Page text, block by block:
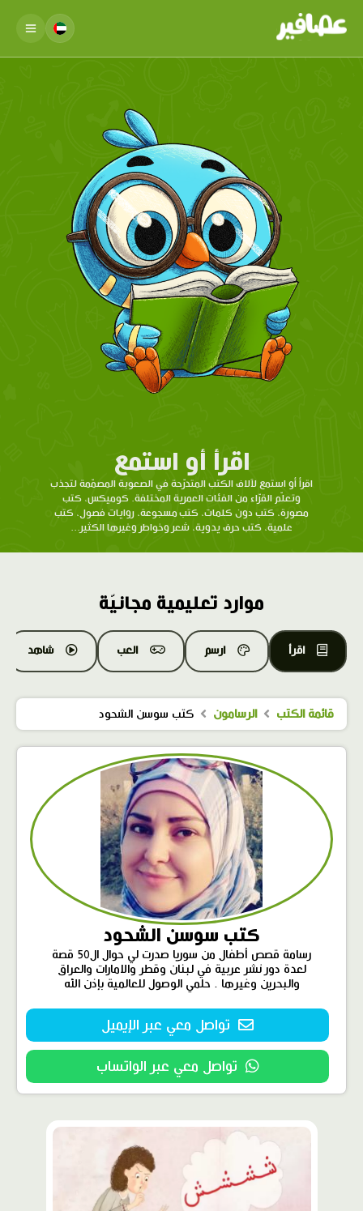
اقرأ أو استمع
اقرأ أو استمع لآلاف الكتب المتدرّحة في الصعوبة المصمّمة لتجذب
وتعلّم القرّاء من الفئات العمرية المختلفة. كوميكس، كتب
مصورة، كتب دون كلمات، كتب مسجوعة، روايات فصول، كتب
علمية، كتب حرف يدوية، شعر وخواطر وغيرها الكثير...
موارد تعليمية مجانيّة
اقرأ ارسم العب شاهد
قائمة الكتب الرسامون كتب سوسن الشحود
كتب سوسن الشحود
رسامة قصص أطفال من سوريا صدرت لي حوال ال50 قصة
لعدة دور نشر عربية في لبنان وقطر والامارات والعراق
والبحرين وغيرها . حلمي الوصول للعالمية بإذن الله
تواصل معي عبر الإيميل
تواصل معي عبر الواتساب
محتوى